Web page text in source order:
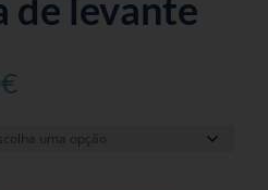
de levante
€